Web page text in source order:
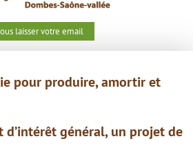
laisser votre email
pour produire,amortir et
d’intérêt général, un projet de